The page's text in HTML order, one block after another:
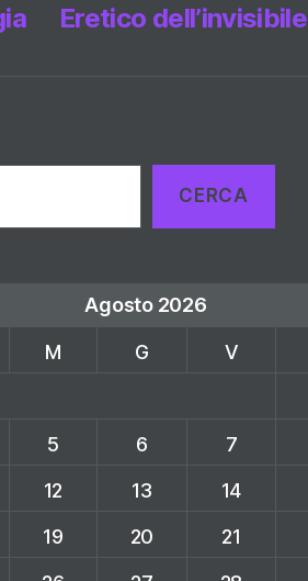
Eretico dell’invisibile
CERCA
Agosto 2026
M G V
5 6 7
12 13 14
19 20 21